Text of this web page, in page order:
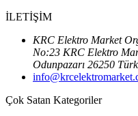
İLETİŞİM
KRC Elektro Market
No:23 KRC Elektro
Odunpazarı 26250
Çok Satan Kategoriler